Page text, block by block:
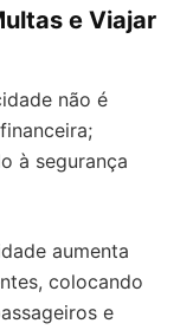
e Viajar
não é
à segurança
aumenta
colocando
e